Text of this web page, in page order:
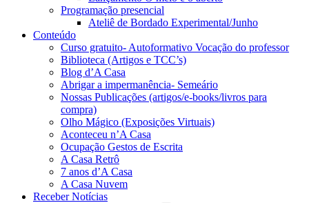
Programação presencial
Ateliê de Bordado Experimental/Junho
Conteúdo
Curso gratuito- Autoformativo Vocação do professor
Biblioteca (Artigos e TCC’s)
Blog d’A Casa
Abrigar a impermanência- Semeário
Nossas Publicações (artigos/e-books/livros para
compra)
Olho Mágico (Exposições Virtuais)
Aconteceu n’A Casa
Ocupação Gestos de Escrita
A Casa Retrô
7 anos d’A Casa
A Casa Nuvem
Receber Notícias